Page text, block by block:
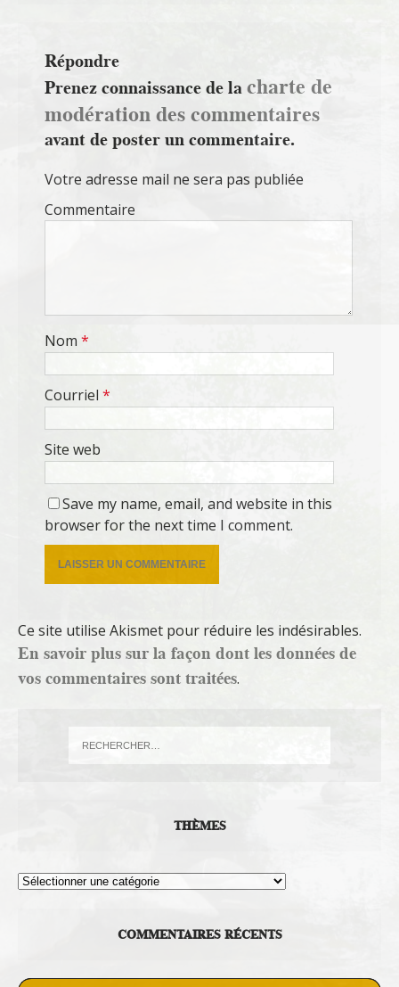
Répondre
Prenez connaissance de lacharte de
modération des commentaires
avant de poster un commentaire.
Votre adresse mail ne sera pas publiée
Commentaire
Nom *
Courriel *
Site web
Save my name, email, and website in this
browser for the next time I comment.
Ce site utilise Akismet pour réduire les indésirables.
En savoir plus sur la façon dont les données de
vos commentaires sont traitées.
THÈMES
Thèmes
COMMENTAIRES RÉCENTS